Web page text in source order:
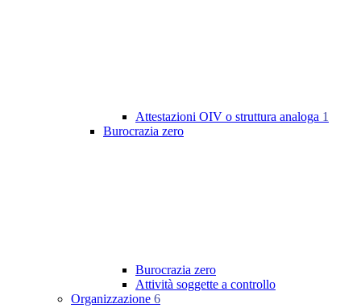
Attestazioni OIV o struttura analoga 1
Burocrazia zero
Burocrazia zero
Attività soggette a controllo
Organizzazione 6